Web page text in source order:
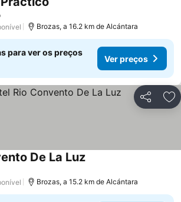
Brozas, a 16.2 km de Alcántara
para ver os preços
Ver preços
Partilhar
De La Luz
Brozas, a 15.2 km de Alcántara